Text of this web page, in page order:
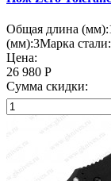
Общая длина
(мм):3Марка
Цена:
26 980 Р
Сумма скидки: